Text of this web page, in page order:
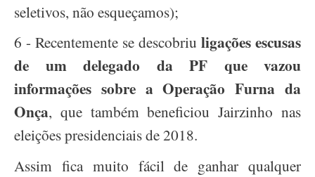
seletivos, não esqueçamos);
6 - Recentemente se descobriu ligações escusas
de um delegado da PF que vazou
informações sobre a Operação Furna da
Onça, que também beneficiou Jairzinho nas
eleições presidenciais de 2018.
Assim fica muito fácil de ganhar qualquer